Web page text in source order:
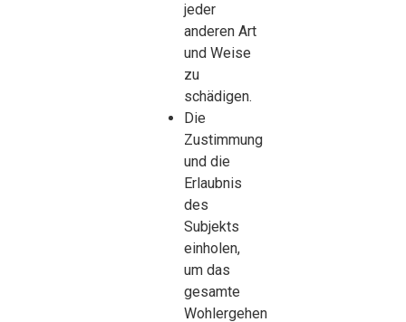
jeder
anderen Art
und Weise
zu
schädigen.
Die
Zustimmung
und die
Erlaubnis
des
Subjekts
einholen,
um das
gesamte
Wohlergehen